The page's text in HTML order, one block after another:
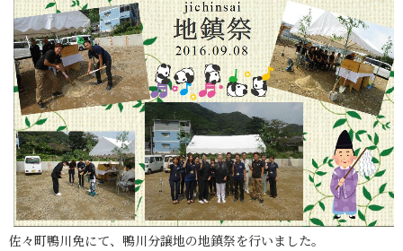
佐々町鴨川免にて、鴨川分譲地の地鎮祭を行いました。